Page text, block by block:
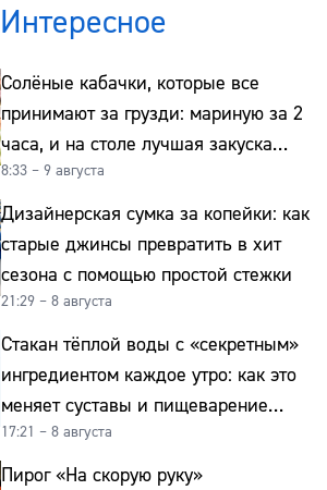
Интересное
Солёные кабачки, которые все
принимают за грузди: мариную за 2
часа, и на столе лучшая закуска
к картошке
8:33 – 9 августа
Дизайнерская сумка за копейки: как
старые джинсы превратить в хит
сезона с помощью простой стежки
21:29 – 8 августа
Стакан тёплой воды с «секретным»
ингредиентом каждое утро: как это
меняет суставы и пищеварение
после 50
17:21 – 8 августа
Пирог «На скорую руку»